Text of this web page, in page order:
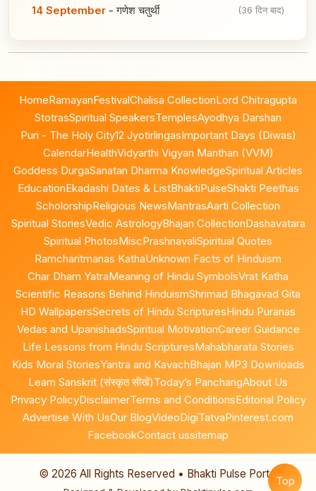
14 September -गणेश चतुर्थी (36 दिन बाद)
HomeRamayanFestivalChalisa CollectionLord Chitragupta
StotrasSpiritual SpeakersTemplesAyodhya Darshan
Puri - The Holy City12 JyotirlingasImportant Days (Diwas)
CalendarHealthVidyarthi Vigyan Manthan (VVM)
Goddess DurgaSanatan Dharma KnowledgeSpiritual Articles
EducationEkadashi Dates & ListBhaktiPulseShakti Peethas
ScholorshipReligious NewsMantrasAarti Collection
Spiritual StoriesVedic AstrologyBhajan CollectionDashavatara
Spiritual PhotosMiscPrashnavaliSpiritual Quotes
Ramcharitmanas KathaUnknown Facts of Hinduism
Char Dham YatraMeaning of Hindu SymbolsVrat Katha
Scientific Reasons Behind HinduismShrimad Bhagavad Gita
HD WallpapersSecrets of Hindu ScripturesHindu Puranas
Vedas and UpanishadsSpiritual MotivationCareer Guidance
Life Lessons from Hindu ScripturesMahabharata Stories
Kids Moral StoriesYantra and KavachBhajan MP3 Downloads
Learn Sanskrit (संस्कृत सीखें)Today’s PanchangAbout Us
Privacy PolicyDisclaimerTerms and ConditionsEditorial Policy
Advertise With UsOur BlogVideoDigiTatvaPinterest.com
FacebookContact ussitemap
© 2026 All Rights Reserved • Bhakti Pulse Portal
Top